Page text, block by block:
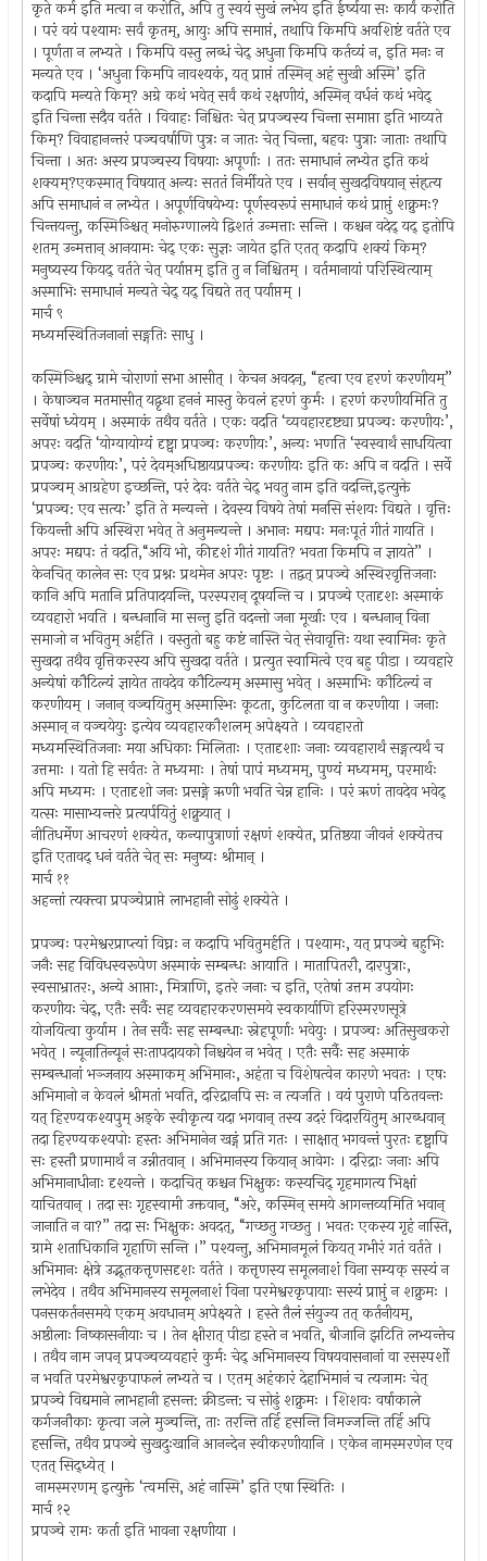
कृते कर्म इति मत्वा न करोति, अपि तु स्वयं सुखं लभेय इति ईर्ष्यया सः कार्यं करोति
। परं वयं पश्यामः सर्वं कृतम्, आयुः अपि समाप्तं, तथापि किमपि अवशिष्टं वर्तते एव
। पूर्णता न लभ्यते । किमपि वस्तु लब्धं चेद् अधुना किमपि कर्तव्यं न, इति मनः न
मन्यते एव । ‘अधुना किमपि नावश्यकं, यत् प्राप्तं तस्मिन् अहं सुखी अस्मि’ इति
कदापि मन्यते किम्? अग्रे कथं भवेत् सर्वं कथं रक्षणीयं, अस्मिन् वर्धनं कथं भवेद्
इति चिन्ता सदैव वर्तते । विवाहः निश्चितः चेत् प्रपञ्चस्य चिन्ता समाप्ता इति भाव्यते
किम्? विवाहानन्तरं पञ्चवर्षाणि पुत्रः न जातः चेत् चिन्ता, बहवः पुत्राः जाताः तथापि
चिन्ता । अतः अस्य प्रपञ्चस्य विषयाः अपूर्णाः । ततः समाधानं लभ्येत इति कथं
शक्यम्?एकस्मात् विषयात् अन्यः सततं निर्मीयते एव । सर्वान् सुखदविषयान् संहृत्य
अपि समाधानं न लभ्येत । अपूर्णविषयेभ्यः पूर्णस्वरूपं समाधानं कथं प्राप्तुं शक्नुमः?
चिन्तयन्तु, कस्मिञ्श्चित् मनोरुग्णालये द्विशतं उन्मत्ताः सन्ति । कश्चन वदेद् यद् इतोपि
शतम् उन्मत्तान् आनयामः चेद् एकः सुज्ञः जायेत इति एतत् कदापि शक्यं किम्?
मनुष्यस्य कियद् वर्तते चेत् पर्याप्तम् इति तु न निश्चितम् । वर्तमानायां परिस्थित्याम्
अस्माभिः समाधानं मन्यते चेद् यद् विद्यते तत् पर्याप्तम् ।
मार्च ९
मध्यमस्थितिजनानां सङ्गतिः साधु ।
कस्मिञ्श्चिद् ग्रामे चोराणां सभा आसीत् । केचन अवदन्, “हत्वा एव हरणं करणीयम्”
। केषाञ्चन मतमासीत् यद्वृथा हननं मास्तु केवलं हरणं कुर्मः । हरणं करणीयमिति तु
सर्वेषां ध्येयम् । अस्माकं तथैव वर्तते । एकः वदति ‘व्यवहारदृष्ट्या प्रपञ्चः करणीयः’,
अपरः वदति ‘योग्यायोग्यं दृष्ट्वा प्रपञ्चः करणीयः’, अन्यः भणति ‘स्वस्वार्थं साधयित्वा
प्रपञ्चः करणीयः’, परं देवम्अधिष्ठायप्रपञ्चः करणीयः इति कः अपि न वदति । सर्वे
प्रपञ्चम् आग्रहेण इच्छन्ति, परं देवः वर्तते चेद् भवतु नाम इति वदन्ति,इत्युक्ते
‘प्रपञ्च: एव सत्यः’ इति ते मन्यन्ते । देवस्य विषये तेषां मनसि संशयः विद्यते । वृत्तिः
कियन्ती अपि अस्थिरा भवेत् ते अनुमन्यन्ते । अभानः मद्यपः मनःपूतं गीतं गायति ।
अपरः मद्यपः तं वदति,“अयि भो, कीदृशं गीतं गायति? भवता किमपि न ज्ञायते” ।
केनचित् कालेन सः एव प्रश्नः प्रथमेन अपरः पृष्टः । तद्वत् प्रपञ्चे अस्थिरवृत्तिजनाः
कानि अपि मतानि प्रतिपादयन्ति, परस्परान् दूषयन्ति च । प्रपञ्चे एतादृशः अस्माकं
व्यवहारो भवति । बन्धनानि मा सन्तु इति वदन्तो जना मूर्खाः एव । बन्धनान् विना
समाजो न भवितुम् अर्हति । वस्तुतो बहु कष्टं नास्ति चेत् सेवावृत्तिः यथा स्वामिनः कृते
सुखदा तथैव वृत्तिकरस्य अपि सुखदा वर्तते । प्रत्युत स्वामित्वे एव बहु पीडा । व्यवहारे
अन्येषां कौटिल्यं ज्ञायेत तावदेव कौटिल्यम् अस्मासु भवेत् । अस्माभिः कौटिल्यं न
करणीयम् । जनान् वञ्चयितुम् अस्मास्भिः कूटता, कुटिलता वा न करणीया । जनाः
अस्मान् न वञ्चयेयुः इत्येव व्यवहारकौशलम् अपेक्ष्यते । व्यवहारतो
मध्यमस्थितिजनाः मया अधिकाः मिलिताः । एतादृशाः जनाः व्यवहारार्थं सङ्गत्यर्थं च
उत्तमाः । यतो हि सर्वतः ते मध्यमाः । तेषां पापं मध्यमम्, पुण्यं मध्यमम्, परमार्थः
अपि मध्यमः । एतादृशो जनः प्रसङ्गे ऋणी भवति चेन्न हानिः । परं ऋणं तावदेव भवेद्
यत्सः मासाभ्यन्तरे प्रत्यर्पयितुं शक्नुयात् ।
नीतिधर्मेण आचरणं शक्येत, कन्यापुत्राणां रक्षणं शक्येत, प्रतिष्ठया जीवनं शक्येतच
इति एतावद् धनं वर्तते चेत् सः मनुष्यः श्रीमान् ।
मार्च ११
अहन्तां त्यक्त्वा प्रपञ्चेप्राप्ते लाभहानी सोढुं शक्येते ।
प्रपञ्चः परमेश्वरप्राप्त्यां विघ्नः न कदापि भवितुमर्हति । पश्यामः, यत् प्रपञ्चे बहुभिः
जनैः सह विविधस्वरूपेण अस्माकं सम्बन्धः आयाति । मातापितरौ, दारपुत्राः,
स्वसाभ्रातरः, अन्ये आप्ताः, मित्राणि, इतरे जनाः च इति, एतेषां उत्तम उपयोगः
करणीयः चेद्, एतैः सर्वैः सह व्यवहारकरणसमये स्वकार्याणि हरिस्मरणसूत्रे
योजयित्वा कुर्याम । तेन सर्वैः सह सम्बन्धाः स्नेहपूर्णाः भवेयुः । प्रपञ्चः अतिसुखकरो
भवेत् । न्यूनातिन्यूनं सःतापदायको निश्चयेन न भवेत् । एतैः सर्वैः सह अस्माकं
सम्बन्धानां भञ्जनाय अस्माकम् अभिमानः, अहंता च विशेषत्वेन कारणे भवतः । एषः
अभिमानो न केवलं श्रीमतां भवति, दरिद्रानपि सः न त्यजति । वयं पुराणे पठितवन्तः
यत् हिरण्यकश्यपुम् अङ्के स्वीकृत्य यदा भगवान् तस्य उदरं विदारयितुम् आरब्धवान्
तदा हिरण्यकश्यपोः हस्तः अभिमानेन खड्गं प्रति गतः । साक्षात् भगवन्तं पुरतः दृष्ट्वापि
सः हस्तौ प्रणामार्थं न उन्नीतवान् । अभिमानस्य कियान् आवेगः । दरिद्राः जनाः अपि
अभिमानाधीनाः दृश्यन्ते । कदाचित् कश्चन भिक्षुकः कस्यचिद् गृहमागत्य भिक्षां
याचितवान् । तदा सः गृहस्वामी उक्तवान्, “अरे, कस्मिन् समये आगन्तव्यमिति भवान्
जानाति न वा?” तदा सः भिक्षुकः अवदत्, “गच्छतु गच्छतु । भवतः एकस्य गृहं नास्ति,
ग्रामे शताधिकानि गृहाणि सन्ति ।” पश्यन्तु, अभिमानमूलं कियत् गभीरं गतं वर्तते ।
अभिमानः क्षेत्रे उद्भूतकत्तृणसदृशः वर्तते । कत्तृणस्य समूलनाशं विना सम्यक् सस्यं न
लभेदेव । तथैव अभिमानस्य समूलनाशं विना परमेश्वरकृपायाः सस्यं प्राप्तुं न शक्नुमः ।
पनसकर्तनसमये एकम् अवधानम् अपेक्ष्यते । हस्ते तैलं संयुज्य तत् कर्तनीयम्,
अष्ठीलाः निष्कासनीयाः च । तेन क्षीरात् पीडा हस्ते न भवति, बीजानि झटिति लभ्यन्तेच
। तथैव नाम जपन् प्रपञ्चव्यवहारं कुर्मः चेद् अभिमानस्य विषयवासनानां वा रसस्पर्शो
न भवति परमेश्वरकृपाफलं लभ्यते च । एतम् अहंकारं देहाभिमानं च त्यजामः चेत्
प्रपञ्चे विद्यमाने लाभहानी हसन्त: क्रीडन्त: च सोढुं शक्नुमः । शिशवः वर्षाकाले
कर्गजनौकाः कृत्वा जले मुञ्चन्ति, ताः तरन्ति तर्हि हसन्ति निमज्जन्ति तर्हि अपि
हसन्ति, तथैव प्रपञ्चे सुखदुःखानि आनन्देन स्वीकरणीयानि । एकेन नामस्मरणेन एव
एतत् सिद्ध्येत् ।
नामस्मरणम् इत्युक्ते ‘त्वमसि, अहं नास्मि’ इति एषा स्थितिः ।
मार्च १२
प्रपञ्चे रामः कर्ता इति भावना रक्षणीया ।